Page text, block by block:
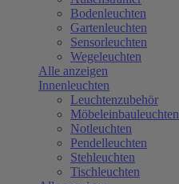
Bodenleuchten
Gartenleuchten
Sensorleuchten
Wegeleuchten
Alle anzeigen
Innenleuchten
Leuchtenzubehör
Möbeleinbauleuchten
Notleuchten
Pendelleuchten
Stehleuchten
Tischleuchten